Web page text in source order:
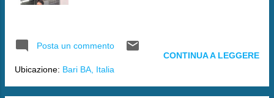
Posta un commento
Ubicazione: Bari BA, Italia
CONTINUA A LEGGERE